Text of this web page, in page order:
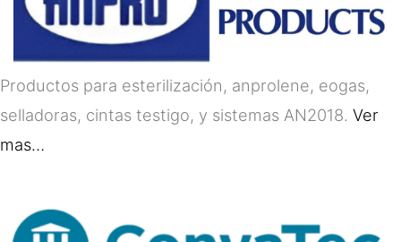
Productos para esterilización, anprolene, eogas,
selladoras, cintas testigo, y sistemas AN2018. Ver
mas…